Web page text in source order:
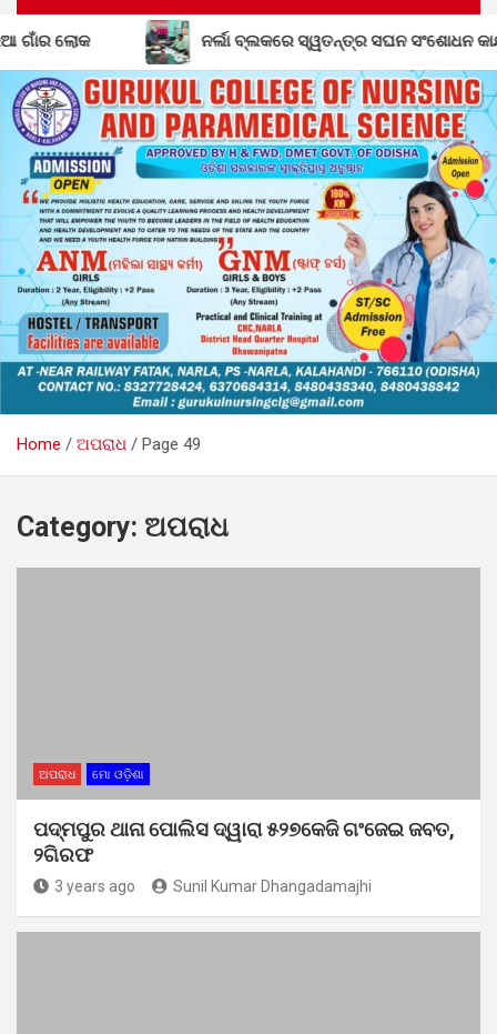
ଲୋକ ନର୍ଲା ବ୍ଲକରେ ସ୍ୱତନ୍ତ୍ର ସଘନ ସଂଶୋଧନ
Home ଅପରାଧ Page 49
Category: ଅପରାଧ
ଅପରାଧ ମୋ ଓଡ଼ିଶା
ପଦ୍ମପୁର ଥାନା ପୋଲିସ ଦ୍ୱାରା ୫୨୭କେଜି ଗଂଜେଇ ଜବତ,
୨ଗିରଫ
3 years ago Sunil Kumar Dhangadamajhi